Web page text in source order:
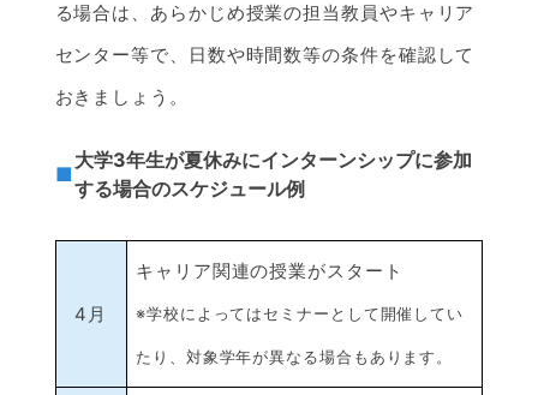
る場合は、あらかじめ授業の担当教員やキャリア
センター等で、日数や時間数等の条件を確認して
おきましょう。
大学3年生が夏休みにインターンシップに参加
する場合のスケジュール例
4月
キャリア関連の授業がスタート
※学校によってはセミナーとして開催してい
たり、対象学年が異なる場合もあります。